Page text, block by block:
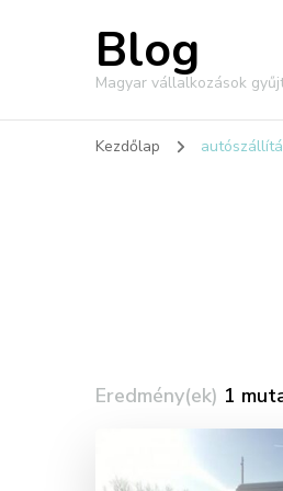
Blog
Magyar vállalkozások
Kezdőlap
Eredmény(ek) 1